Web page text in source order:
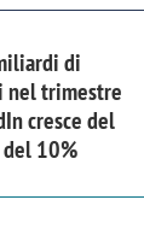
di
nel trimestre
cresce del
del 10%